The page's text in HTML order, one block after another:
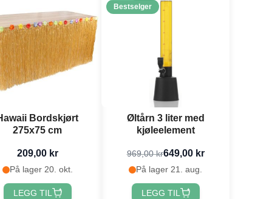
Bordskjørt
275x75 cm
209,00 kr
På lager 20. okt.
LEGG TIL
Bestselger
Øltårn 3 liter med
kjøleelement
969,00 kr649,00 kr
På lager 21. aug.
LEGG TIL